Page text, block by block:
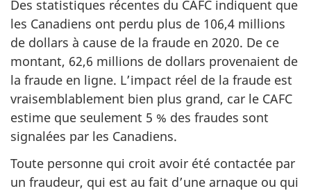
Des statistiques récentes du CAFC indiquent que
les Canadiens ont perdu plus de 106,4 millions
de dollars à cause de la fraude en 2020. De ce
montant, 62,6 millions de dollars provenaient de
la fraude en ligne. L’impact réel de la fraude est
vraisemblablement bien plus grand, car le CAFC
estime que seulement 5 % des fraudes sont
signalées par les Canadiens.
Toute personne qui croit avoir été contactée par
un fraudeur, qui est au fait d’une arnaque ou qui